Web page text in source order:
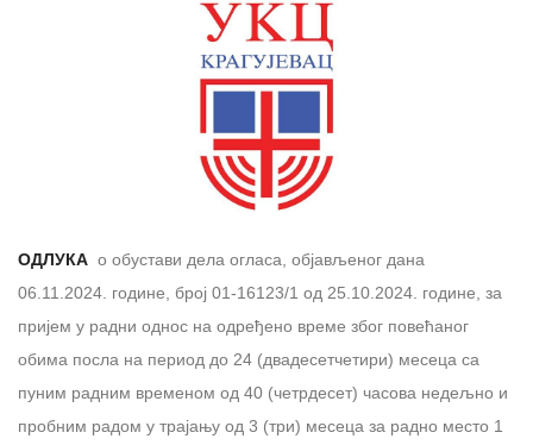
ОДЛУКА о обустави дела огласа, објављеног дана
06.11.2024. године, број 01-16123/1 од 25.10.2024. године, за
пријем у радни однос на одређено време због повећаног
обима посла на период до 24 (двадесетчетири) месеца са
пуним радним временом од 40 (четрдесет) часова недељно и
пробним радом у трајању од 3 (три) месеца за радно место 1